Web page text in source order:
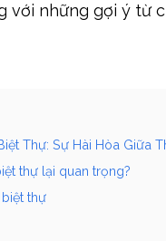
với những gợi ý từ
Thự: Sự Hài Hòa Giữa
thự lại quan trọng?
thự